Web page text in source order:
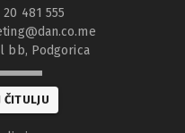
481 555
bb, Podgorica
ČITULJU